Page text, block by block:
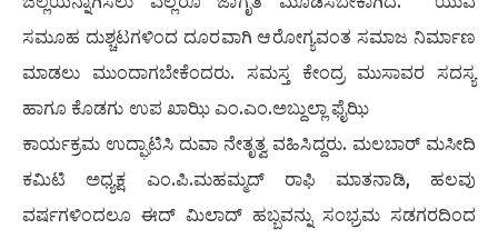
ಸಮೂಹ ದುಶ್ಚಟಗಳಿಂದ ದೂರವಾಗಿ ಆರೋಗ್ಯವಂತ ಸಮಾಜ ನಿರ್ಮಾಣ
ಮಾಡಲು ಮುಂದಾಗಬೇಕೆಂದರು. ಸಮಸ್ತ ಕೇಂದ್ರ ಮುಸಾವರ ಸದಸ್ಯ
ಹಾಗೂ ಕೊಡಗು ಉಪ ಖಾಝಿ ಎಂ.ಎಂ.ಅಬ್ದುಲ್ಲಾ ಫೈಝಿ
ಕಾರ್ಯಕ್ರಮ ಉದ್ಘಾಟಿಸಿ ದುವಾ ನೇತೃತ್ವ ವಹಿಸಿದ್ದರು. ಮಲಬಾರ್ ಮಸೀದಿ
ಕಮಿಟಿ ಅಧ್ಯಕ್ಷ ಎಂ.ಪಿ.ಮಹಮ್ಮದ್ ರಾಫಿ ಮಾತನಾಡಿ, ಹಲವು
ವರ್ಷಗಳಿಂದಲೂ ಈದ್ ಮಿಲಾದ್ ಹಬ್ಬವನ್ನು ಸಂಭ್ರಮ ಸಡಗರದಿಂದ